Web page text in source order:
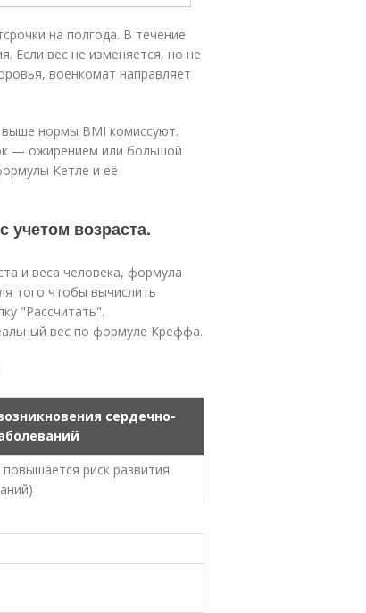
на полгода. В течение
Если вес не изменяется, но не
военкомат направляет
нормы BMI комиссуют.
— ожирением или большой
Кетле и её
учетом возраста.
и веса человека, формула
того чтобы вычислить
"Рассчитать".
вес по формуле Креффа.
сердечно-
риск развития